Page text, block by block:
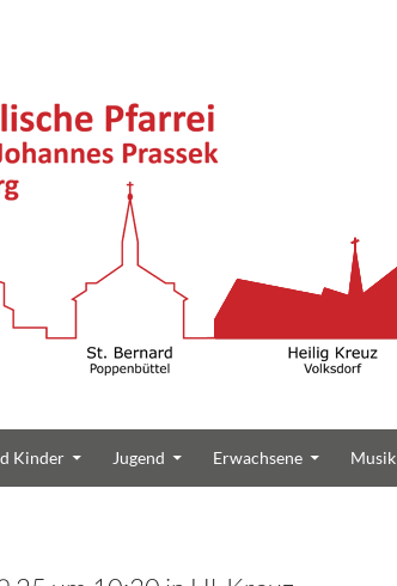
Kinder Jugend Erwachsene Musik